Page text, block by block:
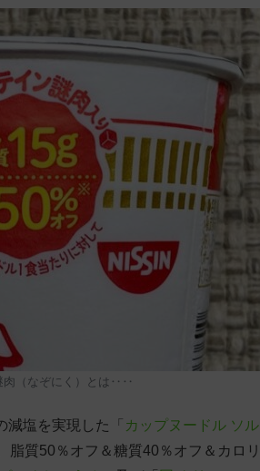
肉（なぞにく）とは‥‥
塩を実現した「 カップヌードル ソ
脂質50％オフ＆糖質40％オフ＆カロ